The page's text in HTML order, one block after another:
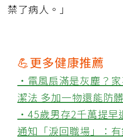
禁了病人。」
💪更多健康推薦
‧電風扇滿是灰塵？
潔法 多加一物還能防
‧45歲男存2千萬提早
通知「淚回職場」：